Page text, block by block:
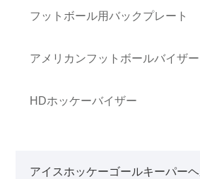
フットボール用バックプレート
アメリカンフットボールバイザー
HDホッケーバイザー
アイスホッケーゴールキーパー